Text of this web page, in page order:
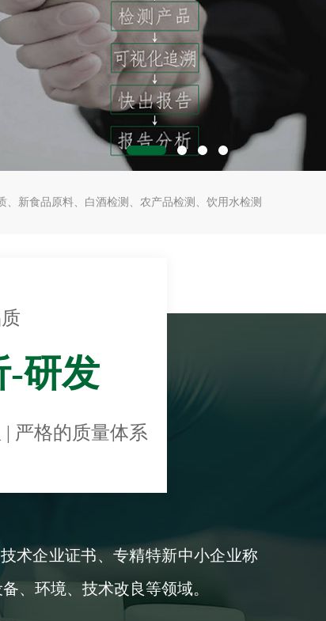
新食品原料 白酒检测 农产品检测 饮用水检测
-研发
严格的质量体系
术企业证书、专精特新中小企业称
、环境、技术改良等领域。